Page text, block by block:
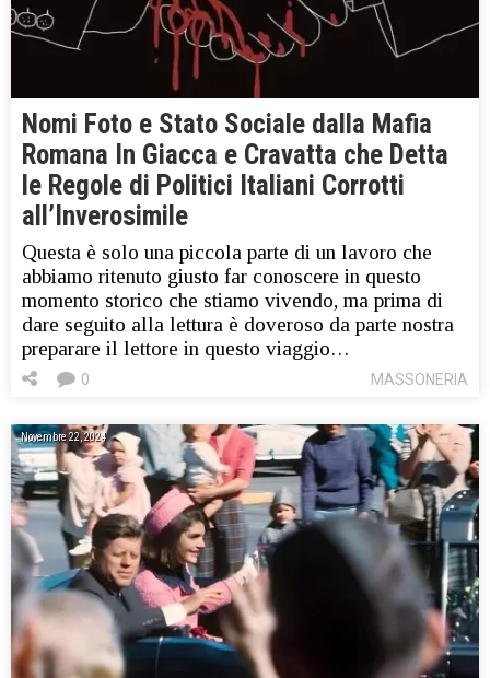
Nomi Foto e Stato Sociale dalla Mafia
Romana In Giacca e Cravatta che Detta
le Regole di Politici Italiani Corrotti
all’Inverosimile
Questa è solo una piccola parte di un lavoro che
abbiamo ritenuto giusto far conoscere in questo
momento storico che stiamo vivendo, ma prima di
dare seguito alla lettura è doveroso da parte nostra
preparare il lettore in questo viaggio…
MASSONERIA
0
Novembre 22, 2024